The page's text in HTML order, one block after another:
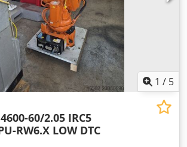
válida según la normativa DGUV-
en un solo lugar: con gusto le
bancaria adecuada para su
konzept.leasingo.de ¡Encuentre más
y usados, en nuestra tienda! ¡Costos de
a solicitud!
1 / 5
60/2.05 IRC5
RW6.X LOW DTC